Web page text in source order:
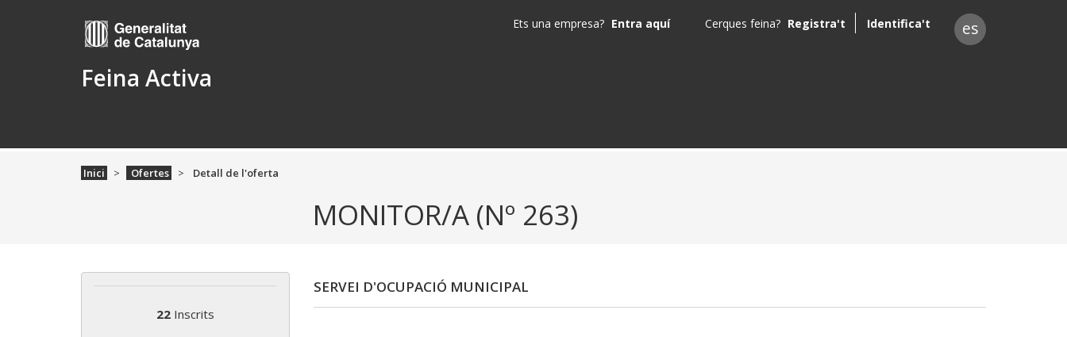
Feina Activa
Ets una empresa? Entra aquí Cerques feina? Registra't Identifica't es
Inici Ofertes Detall de l'oferta
MONITOR/A (Nº 263)
22Inscrits
SERVEI D'OCUPACIÓ MUNICIPAL